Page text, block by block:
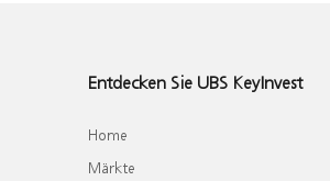
Entdecken Sie UBS KeyInvest
Home
Märkte